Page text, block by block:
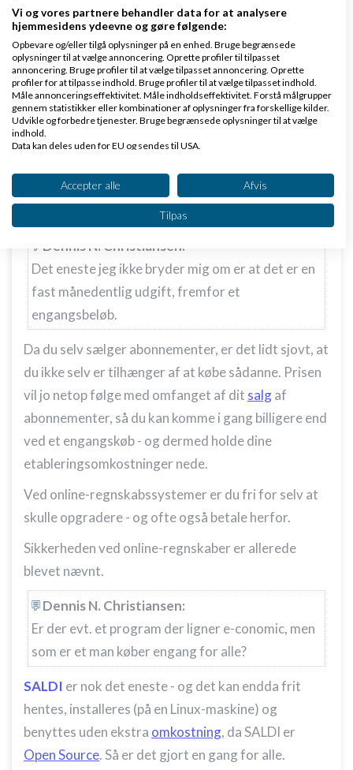
Vi og vores partnere behandler data for at analysere
hjemmesidens ydeevne og gøre følgende:
Opbevare og/eller tilgå oplysninger på en enhed. Bruge begrænsede
oplysninger til at vælge annoncering. Oprette profiler til tilpasset
annoncering. Bruge profiler til at vælge tilpasset annoncering. Oprette
profiler for at tilpasse indhold. Bruge profiler til at vælge tilpasset indhold.
Måle annonceringseffektivitet. Måle indholdseffektivitet. Forstå målgrupper
gennem statistikker eller kombinationer af oplysninger fra forskellige kilder.
Udvikle og forbedre tjenester. Bruge begrænsede oplysninger til at vælge
indhold.
Data kan deles uden for EU og sendes til USA.
Se partnerliste (2 IAB-leverandører)
Vi bruger dine data til følgende formål:
IAB's behandlingsformål:
Opbevare og/eller tilgå oplysninger på en
enhed
Bruge begrænsede oplysninger til at vælge
annoncering
Bruge profiler til at vælge tilpasset
Oprette profiler for at tilpasse indhold
Bruge profiler til at vælge tilpasset indhold
Måle indholdseffektivitet
Forstå målgrupper gennem statistikker eller
kilder
Udvikle og forbedre tjenester
Bruge begrænsede oplysninger til at vælge
indhold
IAB Special Features:
Bruge præcise geografiske
placeringsoplysninger
Identificere enheder baseret på aktivt
anmodede oplysninger
Accepter alle Afvis
Tilpas
Claus Agerskov/SALDISkrevet02-10-2009kl.
23:19
Dennis N. Christiansen:
Det eneste jeg ikke bryder mig om er at det er en
fast månedentlig udgift, fremfor et
engangsbeløb.
Da du selv sælger abonnementer, er det lidt sjovt, at
du ikke selv er tilhænger af at købe sådanne. Prisen
vil jo netop følge med omfanget af dit salgaf
abonnementer, så du kan komme i gang billigere end
ved et engangskøb - og dermed holde dine
etableringsomkostninger nede.
Ved online-regnskabssystemer er du fri for selv at
skulle opgradere - og ofte også betale herfor.
Sikkerheden ved online-regnskaber er allerede
blevet nævnt.
Dennis N. Christiansen:
Er der evt. et program der ligner e-conomic, men
som er et man køber engang for alle?
SALDI er nok det eneste - og det kan endda frit
hentes, installeres (på en Linux-maskine) og
benyttes uden ekstra omkostning, da SALDI er
Open Source. Så er det gjort en gang for alle.